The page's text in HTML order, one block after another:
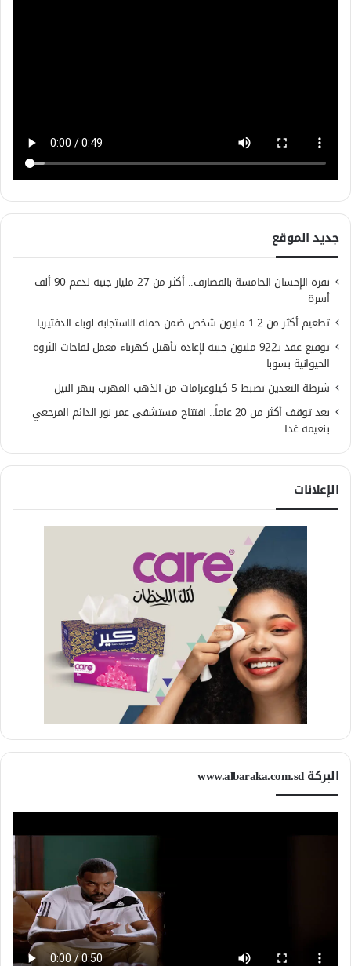
جديد الموقع
نفرة الإحسان الخامسة بالقضارف.. أكثر من 27 مليار جنيه لدعم 90 ألف
أسرة
تطعيم أكثر من 1.2 مليون شخص ضمن حملة الاستجابة لوباء الدفتيريا
توقيع عقد بـ922 مليون جنيه لإعادة تأهيل كهرباء معمل لقاحات الثروة
الحيوانية بسوبا
شرطة التعدين تضبط 5 كيلوغرامات من الذهب المهرب بنهر النيل
بعد توقف أكثر من 20 عاماً.. افتتاح مستشفى عمر نور الدائم المرجعي
بنعيمة غدا
الإعلانات
البركة www.albaraka.com.sd